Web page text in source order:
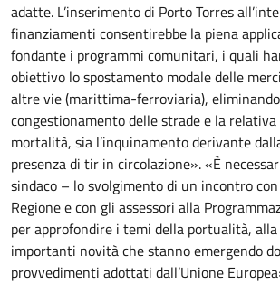
adatte. L’inserimento di Porto Torres
finanziamenti consentirebbe la piena
fondante i programmi comunitari, i quali
obiettivo lo spostamento modale delle
altre vie (marittima-ferroviaria),
congestionamento delle strade e la relativa
mortalità, sia l’inquinamento derivante
presenza di tir in circolazione». «È
sindaco – lo svolgimento di un incontro
Regione e con gli assessori alla
per approfondire i temi della portualità,
importanti novità che stanno emergendo
provvedimenti adottati dall’Unione